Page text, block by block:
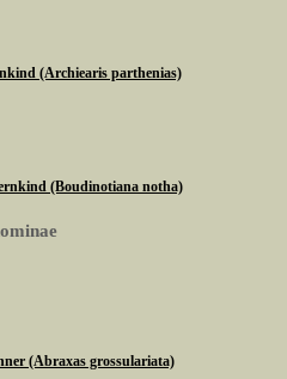
(Archiearis parthenias)
(Boudinotiana notha)
(Abraxas grossulariata)